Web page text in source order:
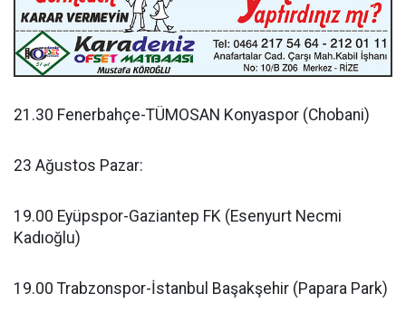
21.30 Fenerbahçe-TÜMOSAN Konyaspor (Chobani)
23 Ağustos Pazar:
19.00 Eyüpspor-Gaziantep FK (Esenyurt Necmi
Kadıoğlu)
19.00 Trabzonspor-İstanbul Başakşehir (Papara Park)